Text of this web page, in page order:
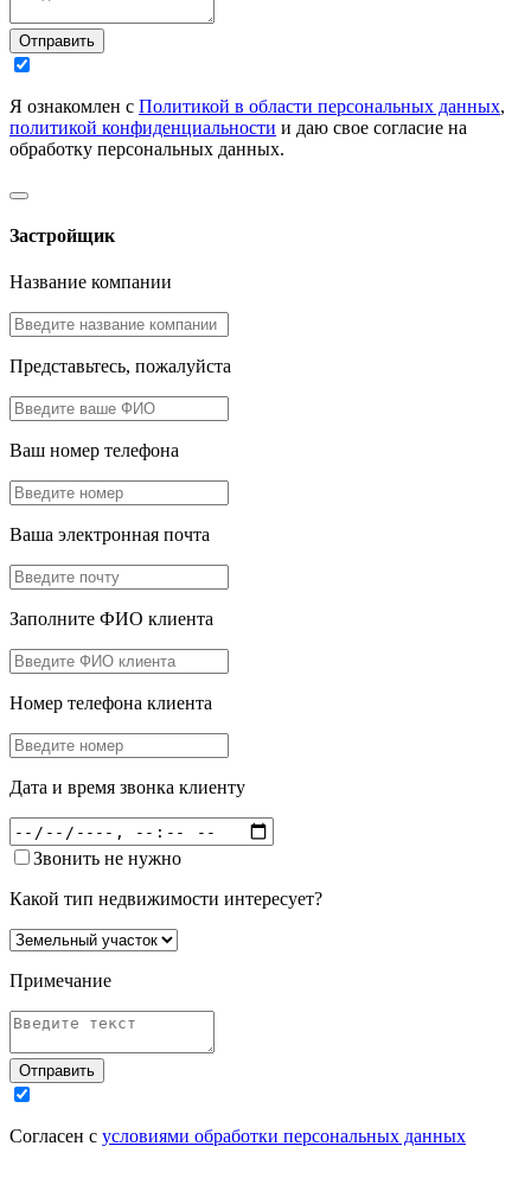
Отправить
Я ознакомлен с Политикой в области персональных данных,
политикой конфиденциальности и даю свое согласие на
обработку персональных данных.
Застройщик
Название компании
Представьтесь, пожалуйста
Ваш номер телефона
Ваша электронная почта
Заполните ФИО клиента
Номер телефона клиента
Дата и время звонка клиенту
Звонить не нужно
Какой тип недвижимости интересует?
Примечание
Отправить
Согласен с условиями обработки персональных данных